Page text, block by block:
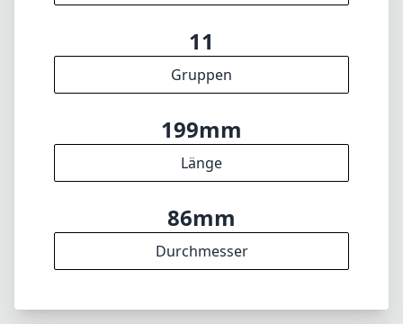
11
Gruppen
199mm
Länge
86mm
Durchmesser